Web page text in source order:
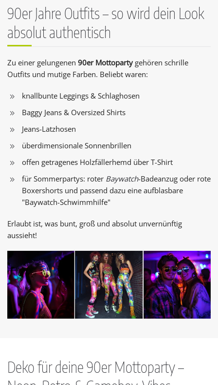
90er Jahre Outfits – so wird dein Look
absolut authentisch
Zu einer gelungenen 90er Mottoparty gehören schrille
Outfits und mutige Farben. Beliebt waren:
knallbunte Leggings & Schlaghosen
Baggy Jeans & Oversized Shirts
Jeans-Latzhosen
überdimensionale Sonnenbrillen
offen getragenes Holzfällerhemd über T-Shirt
für Sommerpartys: roter Baywatch-Badeanzug oder rote
Boxershorts und passend dazu eine aufblasbare
"Baywatch-Schwimmhilfe"
Erlaubt ist, was bunt, groß und absolut unvernünftig
aussieht!
Deko für deine 90er Mottoparty –